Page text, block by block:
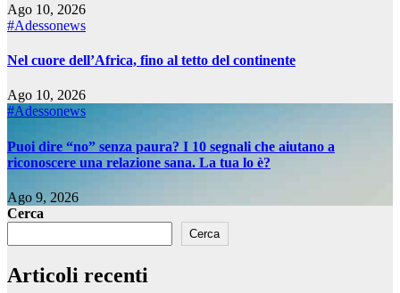
Ago 10, 2026
#Adessonews
Nel cuore dell’Africa, fino al tetto del continente
Ago 10, 2026
#Adessonews
Puoi dire “no” senza paura? I 10 segnali che aiutano a
riconoscere una relazione sana. La tua lo è?
Ago 9, 2026
Cerca
Cerca
Articoli recenti